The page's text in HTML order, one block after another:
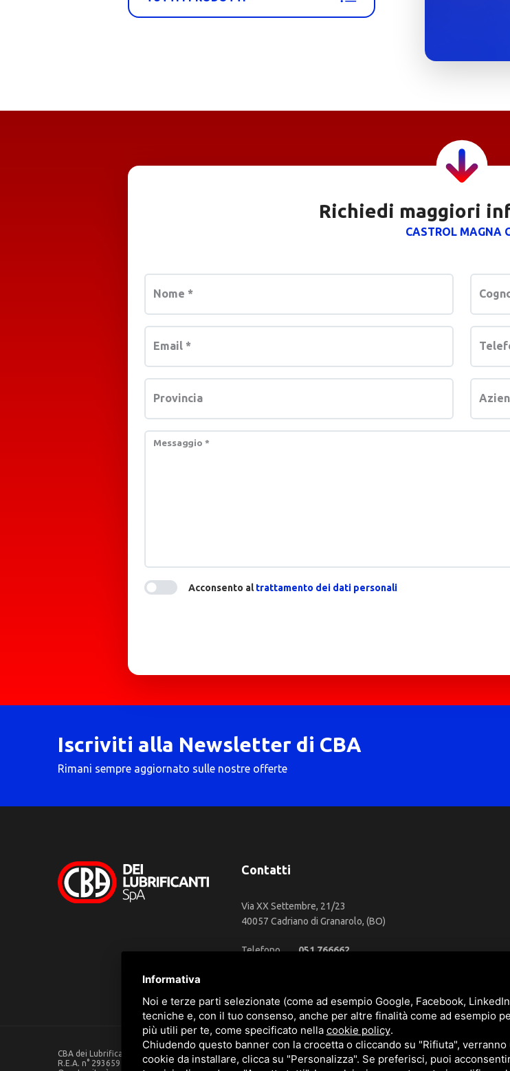
Richiedi maggiori
CASTROL MAGNA
Nome *
Email *
Provincia
Messaggio *
Acconsento altrattamento dei dati personali
Iscriviti alla Newsletter di CBA
Rimani sempre aggiornato sulle nostre offerte
Contatti
Via XX Settembre, 21/23
40057 Cadriano di Granarolo, (BO)
Telefono
051 766662
CBA dei Lubrificanti Spa - P. IVA 00624811204 - Codice fiscale 03472740376
R.E.A. n° 293659 - REG. IMPRESE BO Capitale Sociale €. 120.000 int. versati -Sitemap
Informativa
Noi e terze parti selezionate (come ad esempio Google, Facebook,
tecniche e, con il tuo consenso, anche per altre finalità come ad esempio
più utili per te, come specificato nella cookie policy.
Chiudendo questo banner con la crocetta o cliccando su "Rifiuta",
cookie da installare, clicca su "Personalizza". Se preferisci, puoi